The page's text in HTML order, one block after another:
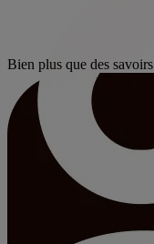
Bien plus que des savoirs